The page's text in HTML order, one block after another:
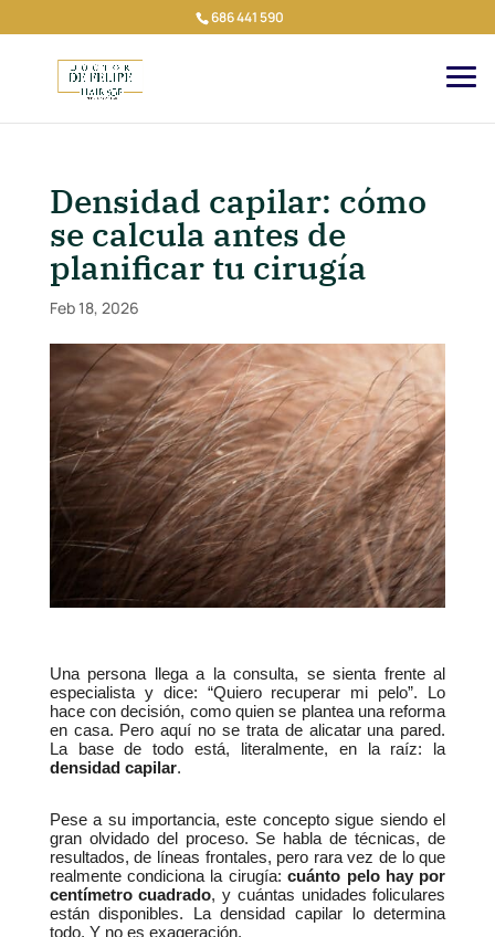
686 441 590
Densidad capilar: cómo
se calcula antes de
planificar tu cirugía
Feb 18, 2026
Una persona llega a la consulta, se sienta frente al
especialista y dice: “Quiero recuperar mi pelo”. Lo
hace con decisión, como quien se plantea una reforma
en casa. Pero aquí no se trata de alicatar una pared.
densidad capilar.
Pese a su importancia, este concepto sigue siendo el
gran olvidado del proceso. Se habla de técnicas, de
resultados, de líneas frontales, pero rara vez de lo que
realmente condiciona la cirugía: cuánto pelo hay por
centímetro cuadrado, y cuántas unidades foliculares
están disponibles. La densidad capilar lo determina
todo. Y no es exageración.